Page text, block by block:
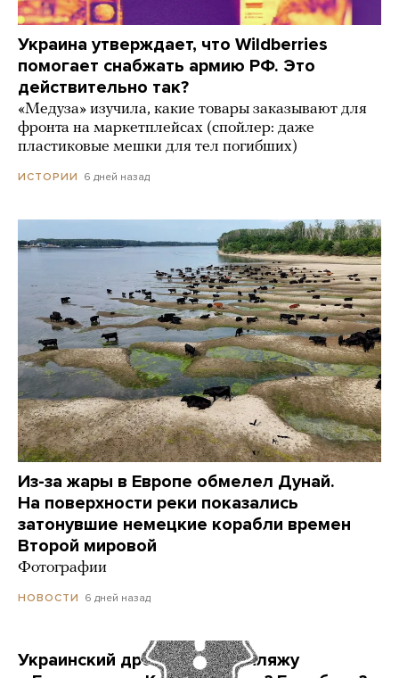
Украина утверждает, что Wildberries
помогает снабжать армию РФ. Это
действительно так?
«Медуза» изучила, какие товары заказывают для
фронта на маркетплейсах (спойлер: даже
пластиковые мешки для тел погибших)
ИСТОРИИ 6 дней назад
Из-за жары в Европе обмелел Дунай.
На поверхности реки показались
затонувшие немецкие корабли времен
Второй мировой
Фотографии
НОВОСТИ 6 дней назад
Украинский дрон попал по пляжу